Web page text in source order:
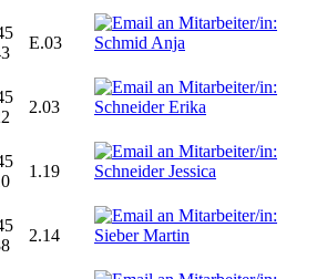
E.03
2.03
1.19
2.14